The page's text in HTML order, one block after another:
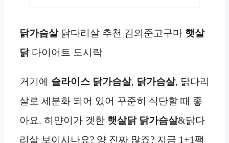
닭가슴살닭다리살 추천 김의준고구마 햇살
닭다이어트 도시락
거기에 슬라이스 닭가슴살, 닭가슴살, 닭다리
살로 세분화 되어 있어 꾸준히 식단할 때 좋
아요. 히얀이가 겟한 햇살닭 닭가슴살&닭다
리살 보이시나요? 양 진짜 많죠? 지금 1+1팩